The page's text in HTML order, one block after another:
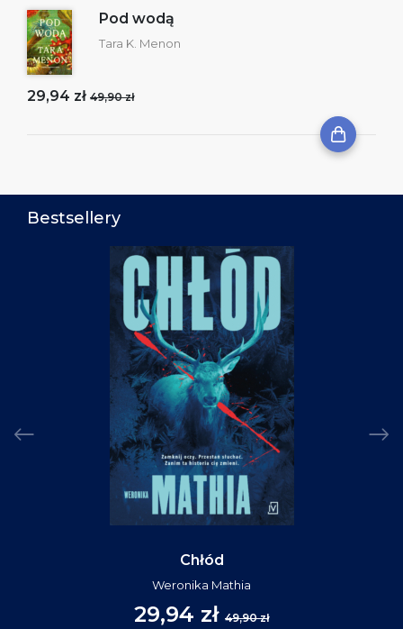
Pod wodą
Tara K. Menon
29,94 zł 49,90 zł
Bestsellery
Chłód
Weronika Mathia
29,94 zł 49,90 zł